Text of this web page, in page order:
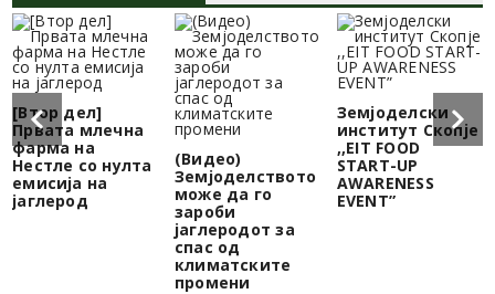
[Втор дел]
Првата млечна
фарма на
Нестле со нулта
емисија на
јаглерод
(Видео)
Земјоделството
може да го
зароби
јаглеродот за
спас од
климатските
промени
Земјоделски
институт Скопје
,,EIT FOOD
START-UP
AWARENESS
EVENT”